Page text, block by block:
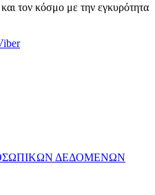
τον κόσμο με την εγκυρότητα
ΔΕΔΟΜΕΝΩΝ